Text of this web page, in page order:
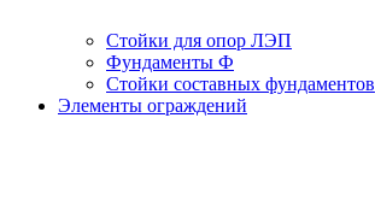
Стойки для опор ЛЭП
Фундаменты Ф
Стойки составных фундаментов
Элементы ограждений